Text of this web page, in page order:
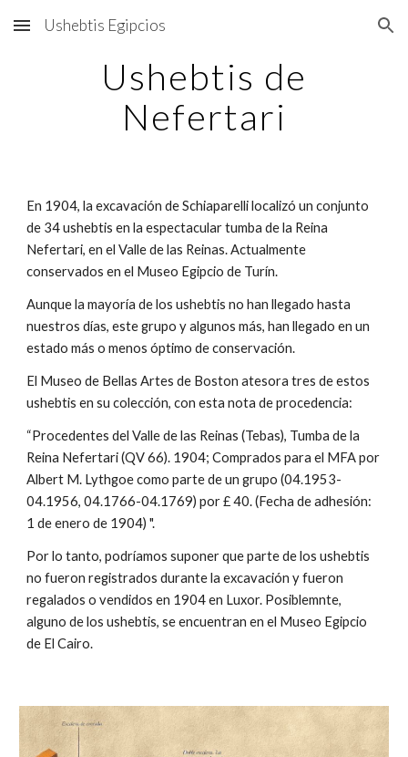
Skip to main content Skip to navigation
Ushebtis Egipcios
Ushebtis de
Nefertari
En 1904, la excavación de Schiaparelli localizó un conjunto
de 34 ushebtis en la espectacular tumba de la Reina
Nefertari, en el Valle de las Reinas. Actualmente
conservados en el Museo Egipcio de Turín.
Aunque la mayoría de los ushebtis no han llegado hasta
nuestros días, este grupo y algunos más, han llegado en un
estado más o menos óptimo de conservación.
El Museo de Bellas Artes de Boston atesora tres de estos
ushebtis en su colección, con esta nota de procedencia:
“Procedentes del Valle de las Reinas (Tebas), Tumba de la
Reina Nefertari (QV 66). 1904; Comprados para el MFA por
Albert M. Lythgoe como parte de un grupo (04.1953-
04.1956, 04.1766-04.1769) por £ 40. (Fecha de adhesión:
1 de enero de 1904) ".
Por lo tanto, podríamos suponer que parte de los ushebtis
no fueron registrados durante la excavación y fueron
regalados o vendidos en 1904 en Luxor. Posiblemnte,
alguno de los ushebtis, se encuentran en el Museo Egipcio
de El Cairo.